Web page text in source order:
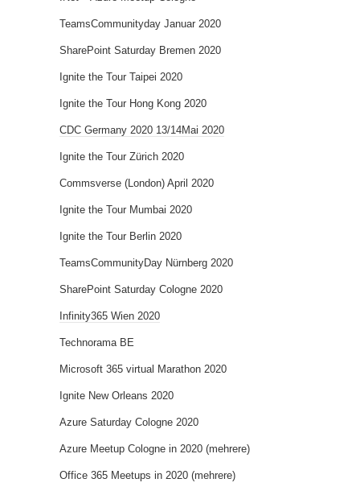
TeamsCommunityday Januar 2020
SharePoint Saturday Bremen 2020
Ignite the Tour Taipei 2020
Ignite the Tour Hong Kong 2020
CDC Germany 2020 13/14Mai 2020
Ignite the Tour Zürich 2020
Commsverse (London) April 2020
Ignite the Tour Mumbai 2020
Ignite the Tour Berlin 2020
TeamsCommunityDay Nürnberg 2020
SharePoint Saturday Cologne 2020
Infinity365 Wien 2020
Technorama BE
Microsoft 365 virtual Marathon 2020
Ignite New Orleans 2020
Azure Saturday Cologne 2020
Azure Meetup Cologne in 2020 (mehrere)
Office 365 Meetups in 2020 (mehrere)